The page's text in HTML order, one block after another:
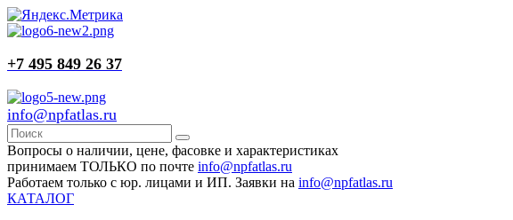
+7 495 849 26 37
info@npfatlas.ru
Вопросы о наличии, цене, фасовке и характеристиках
принимаем ТОЛЬКО по почте info@npfatlas.ru
Работаем только с юр. лицами и ИП. Заявки на info@npfatlas.ru
КАТАЛОГ